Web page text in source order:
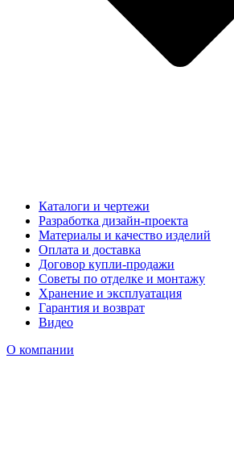
Каталоги и чертежи
Разработка дизайн-проекта
Материалы и качество изделий
Оплата и доставка
Договор купли-продажи
Советы по отделке и монтажу
Хранение и эксплуатация
Гарантия и возврат
Видео
О компании